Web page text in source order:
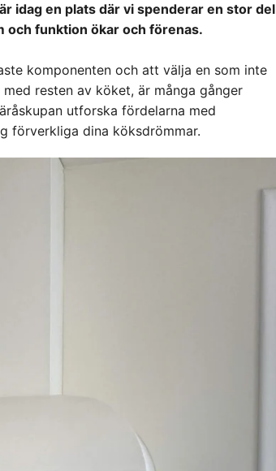
idag en plats där vi spenderar en stor del
och funktion ökar och förenas.
komponenten och att välja en som inte
resten av köket, är många gånger
utforska fördelarna med
förverkliga dina köksdrömmar.